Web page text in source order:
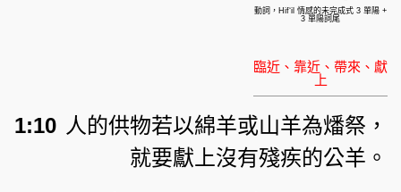
1:10 人的供物若以綿羊或山羊為燔祭，
就要獻上沒有殘疾的公羊。